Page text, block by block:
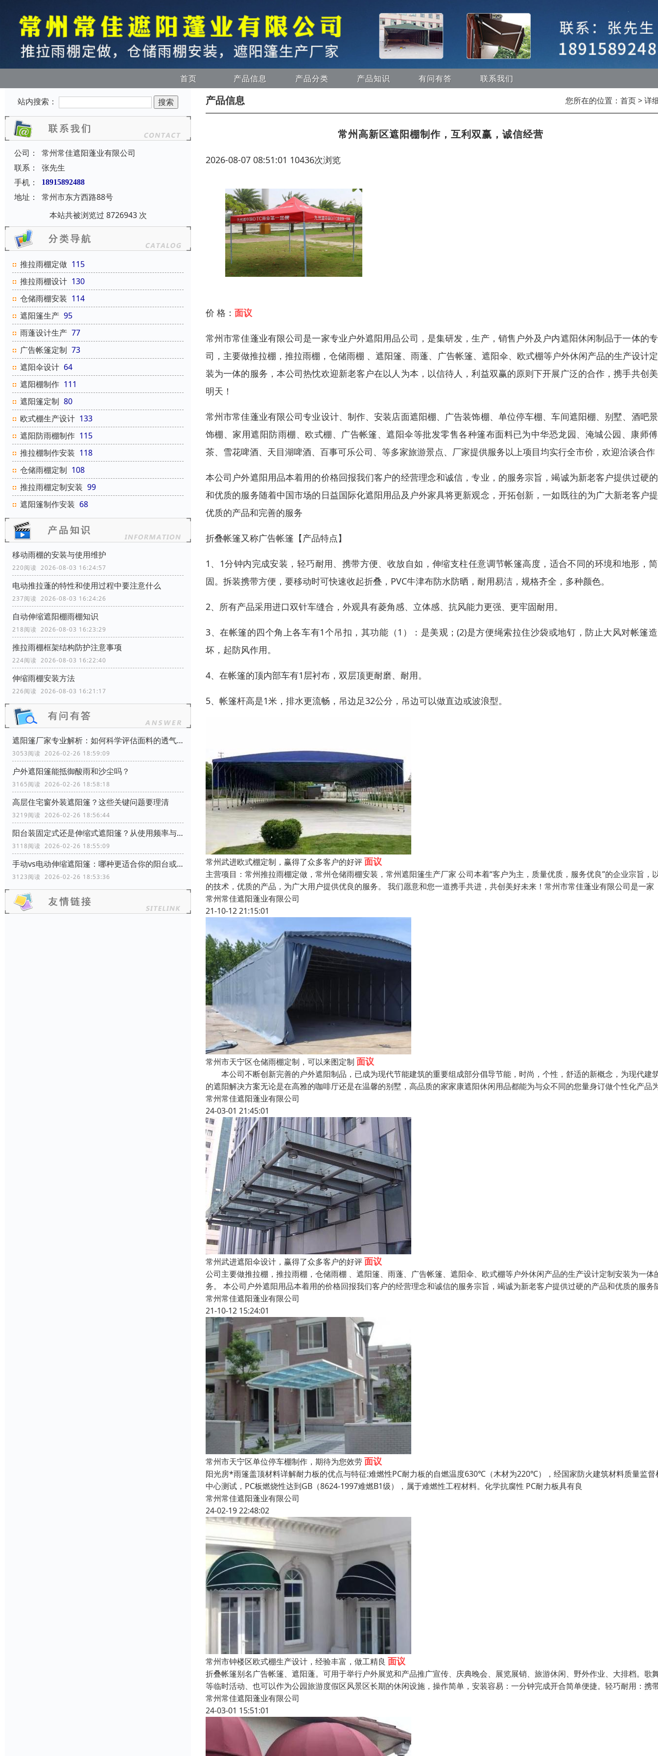
首页 产品信息 产品分类 产品知识 有问有答 联系我们
站内搜索：
公司：
常州常佳遮阳蓬业有限公司
联系：
张先生
手机：
18915892488
地址：
常州市东方西路88号
本站共被浏览过 8726943 次
推拉雨棚定做 115
推拉雨棚设计 130
仓储雨棚安装 114
遮阳篷生产 95
雨蓬设计生产 77
广告帐篷定制 73
遮阳伞设计 64
遮阳棚制作 111
遮阳篷定制 80
欧式棚生产设计 133
遮阳防雨棚制作 115
推拉棚制作安装 118
仓储雨棚定制 108
推拉雨棚定制安装 99
遮阳篷制作安装 68
移动雨棚的安装与使用维护
220阅读 2026-08-03 16:24:57
电动推拉蓬的特性和使用过程中要注意什么
237阅读 2026-08-03 16:24:26
自动伸缩遮阳棚雨棚知识
218阅读 2026-08-03 16:23:29
推拉雨棚框架结构防护注意事项
224阅读 2026-08-03 16:22:40
伸缩雨棚安装方法
226阅读 2026-08-03 16:21:17
遮阳篷厂家专业解析：如何科学评估面料的透气性能？
3053阅读 2026-02-26 18:59:09
户外遮阳篷能抵御酸雨和沙尘吗？
3165阅读 2026-02-26 18:58:18
高层住宅窗外装遮阳篷？这些关键问题要理清
3219阅读 2026-02-26 18:56:44
阳台装固定式还是伸缩式遮阳篷？从使用频率与空间利用角度分析
3118阅读 2026-02-26 18:55:09
手动vs电动伸缩遮阳篷：哪种更适合你的阳台或商铺？
3123阅读 2026-02-26 18:53:36
产品信息 您所在的位置： 首页> 详
常州高新区遮阳棚制作，互利双赢，诚信经营
2026-08-07 08:51:01 10436次浏览
价 格： 面议
常州市常佳蓬业有限公司是一家专业户外遮阳用品公司，是集研发，生产，销售户外及户内遮阳休闲制品于一体的
司，主要做推拉棚，推拉雨棚，仓储雨棚 、遮阳篷、雨蓬、广告帐篷、遮阳伞、欧式棚等户外休闲产品的生产设计
装为一体的服务，本公司热忱欢迎新老客户在以人为本，以信待人，利益双赢的原则下开展广泛的合作，携手共创
明天！
常州市常佳蓬业有限公司专业设计、制作、安装店面遮阳棚、广告装饰棚、单位停车棚、车间遮阳棚、别墅、酒吧
饰棚、家用遮阳防雨棚、欧式棚、广告帐篷、遮阳伞等批发零售各种篷布面料已为中华恐龙园、淹城公园、康师
茶、雪花啤酒、天目湖啤酒、百事可乐公司、等多家旅游景点、厂家提供服务以上项目均实行全市价，欢迎洽谈合作
本公司户外遮阳用品本着用的价格回报我们客户的经营理念和诚信，专业，的服务宗旨，竭诚为新老客户提供过硬
和优质的服务随着中国市场的日益国际化遮阳用品及户外家具将更新观念，开拓创新，一如既往的为广大新老客户
优质的产品和完善的服务
折叠帐篷又称广告帐篷【产品特点】
1、1分钟内完成安装，轻巧耐用、携带方便、收放自如，伸缩支柱任意调节帐篷高度，适合不同的环境和地形，
固。拆装携带方便，要移动时可快速收起折叠，PVC牛津布防水防晒，耐用易洁，规格齐全，多种颜色。
2、所有产品采用进口双针车缝合，外观具有菱角感、立体感、抗风能力更强、更牢固耐用。
3、在帐篷的四个角上各车有1个吊扣，其功能（1）：是美观；(2)是方便绳索拉住沙袋或地钉，防止大风对帐篷
坏，起防风作用。
4、在帐篷的顶内部车有1层衬布，双层顶更耐磨、耐用。
5、帐篷杆高是1米，排水更流畅，吊边足32公分，吊边可以做直边或波浪型。
常州武进欧式棚定制，赢得了众多客户的好评面议
主营项目：常州推拉雨棚定做，常州仓储雨棚安装，常州遮阳篷生产厂家 公司本着“客户为主，质量优质，服务优良”的企业宗旨，
的技术，优质的产品，为广大用户提供优良的服务。 我们愿意和您一道携手共进，共创美好未来！常州市常佳蓬业有限公司是一家
常州常佳遮阳蓬业有限公司
21-10-12 21:15:01
常州市天宁区仓储雨棚定制，可以来图定制 面议
本公司不断创新完善的户外遮阳制品，已成为现代节能建筑的重要组成部分倡导节能，时尚，个性，舒适的新概念，为现代建
的遮阳解决方案无论是在高雅的咖啡厅还是在温馨的别墅，高品质的家家康遮阳休闲用品都能为与众不同的您量身订做个性化产品
常州常佳遮阳蓬业有限公司
24-03-01 21:45:01
常州武进遮阳伞设计，赢得了众多客户的好评面议
公司主要做推拉棚，推拉雨棚，仓储雨棚 、遮阳篷、雨蓬、广告帐篷、遮阳伞、欧式棚等户外休闲产品的生产设计定制安装为一体
务。 本公司户外遮阳用品本着用的价格回报我们客户的经营理念和诚信的服务宗旨，竭诚为新老客户提供过硬的产品和优质的服务
常州常佳遮阳蓬业有限公司
21-10-12 15:24:01
常州市天宁区单位停车棚制作，期待为您效劳面议
阳光房*雨篷盖顶材料详解耐力板的优点与特征:难燃性PC耐力板的自燃温度630℃（木材为220℃），经国家防火建筑材料质量监督
中心测试，PC板燃烧性达到GB（8624-1997难燃B1级），属于难燃性工程材料。化学抗腐性 PC耐力板具有良
常州常佳遮阳蓬业有限公司
24-02-19 22:48:02
常州市钟楼区欧式棚生产设计，经验丰富，做工精良 面议
折叠帐篷别名广告帐篷、遮阳蓬。可用于举行户外展览和产品推广宣传、庆典晚会、展览展销、旅游休闲、野外作业、大排档。歌
等临时活动、也可以作为公园旅游度假区风景区长期的休闲设施，操作简单，安装容易：一分钟完成开合简单便捷。轻巧耐用：携
常州常佳遮阳蓬业有限公司
24-03-01 15:51:01